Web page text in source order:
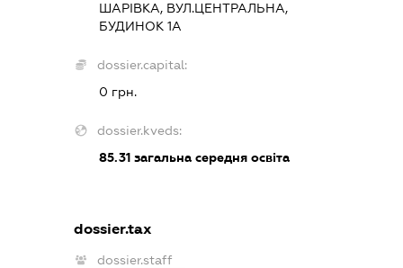
ШАРІВКА, ВУЛ.ЦЕНТРАЛЬНА,
БУДИНОК 1А
dossier.capital:
0 грн.
dossier.kveds:
85.31 загальна середня освіта
dossier.tax
dossier.staff